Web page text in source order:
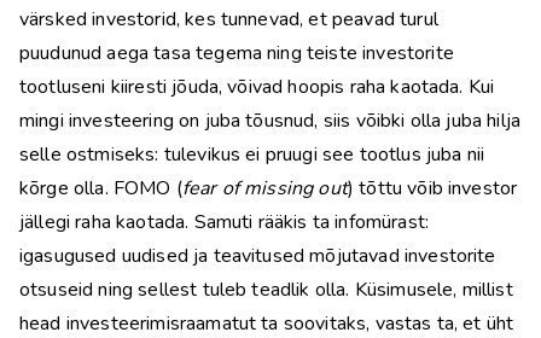
värsked investorid, kes tunnevad, et peavad turul
puudunud aega tasa tegema ning teiste investorite
tootluseni kiiresti jõuda, võivad hoopis raha kaotada. Kui
mingi investeering on juba tõusnud, siis võibki olla juba hilja
selle ostmiseks: tulevikus ei pruugi see tootlus juba nii
kõrge olla. FOMO (fear of missing out) tõttu võib investor
jällegi raha kaotada. Samuti rääkis ta infomürast:
igasugused uudised ja teavitused mõjutavad investorite
otsuseid ning sellest tuleb teadlik olla. Küsimusele, millist
head investeerimisraamatut ta soovitaks, vastas ta, et üht